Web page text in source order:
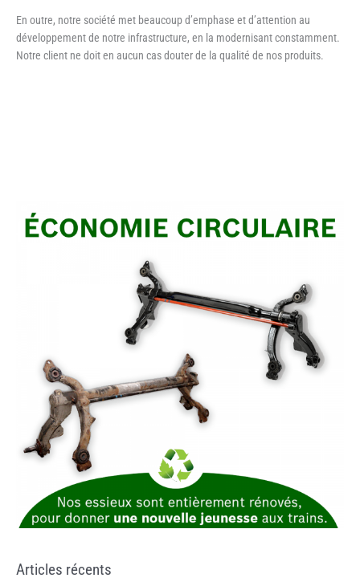
En outre, notre société met beaucoup d’emphase et d’attention au
développement de notre infrastructure, en la modernisant constamment.
Notre client ne doit en aucun cas douter de la qualité de nos produits.
Articles récents